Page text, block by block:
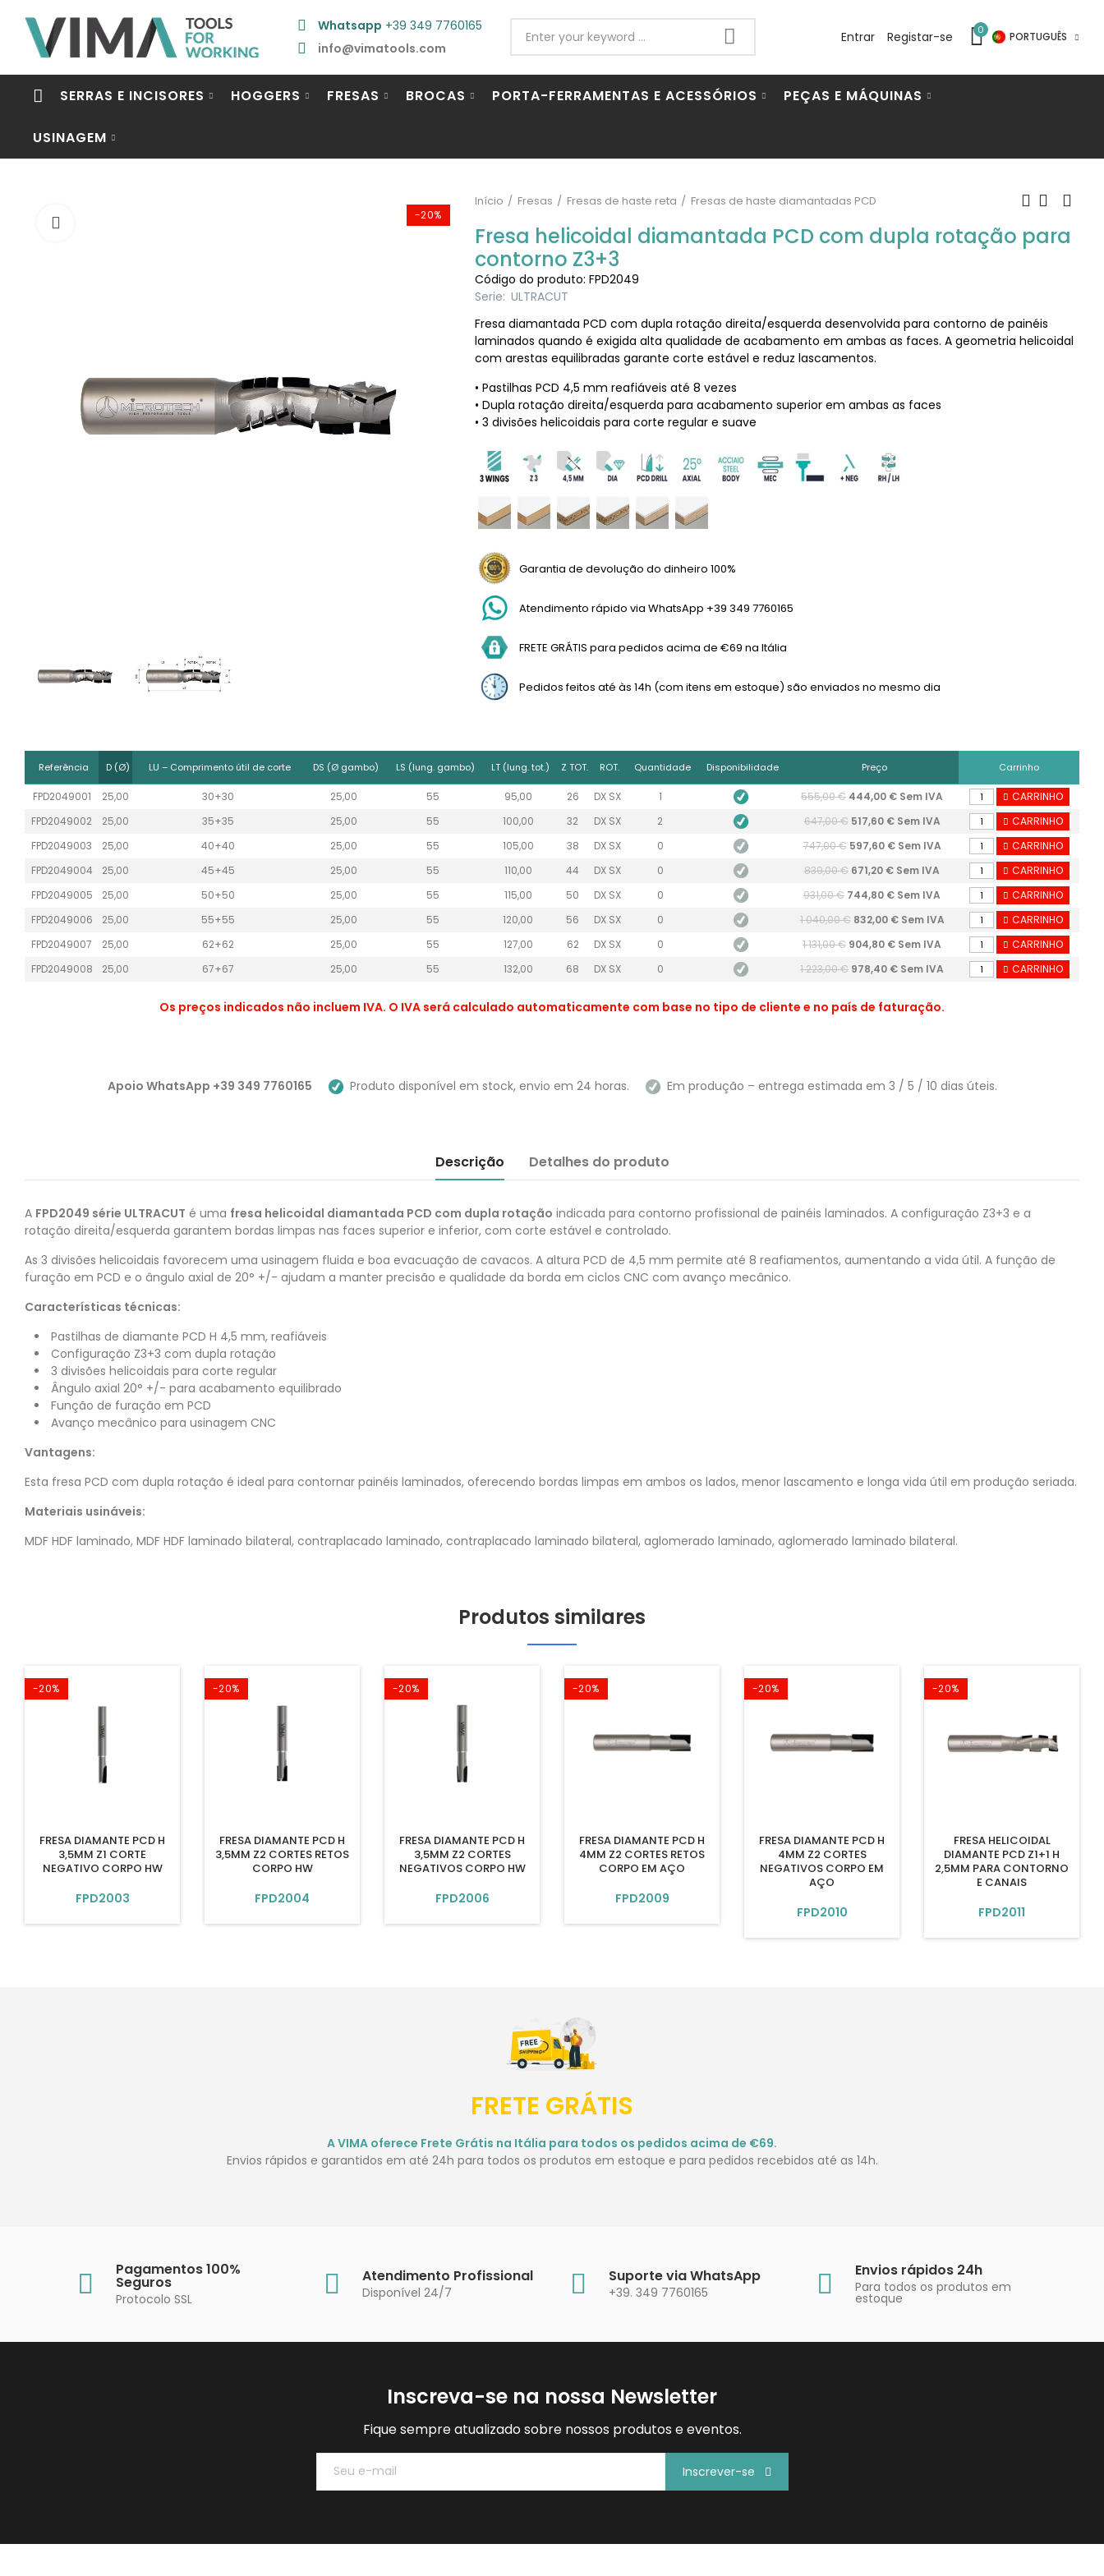
Whatsapp +39 349 7760165
info@vimatools.com
Entrar Registar-se 0
PORTUGUÊS
SERRAS E INCISORES HOGGERS FRESAS BROCAS PORTA-FERRAMENTAS E ACESSÓRIOS PEÇAS E MÁQUINAS
USINAGEM
-20%
Início Fresas Fresas de haste reta Fresas de haste diamantadas PCD
Fresa helicoidal diamantada PCD com dupla rotação para
contorno Z3+3
Código do produto: FPD2049
Serie: ULTRACUT
Fresa diamantada PCD com dupla rotação direita/esquerda desenvolvida para contorno de painéis
laminados quando é exigida alta qualidade de acabamento em ambas as faces. A geometria helicoidal
com arestas equilibradas garante corte estável e reduz lascamentos.
• Pastilhas PCD 4,5 mm reafiáveis até 8 vezes
• Dupla rotação direita/esquerda para acabamento superior em ambas as faces
• 3 divisões helicoidais para corte regular e suave
Garantia de devolução do dinheiro 100%
Atendimento rápido via WhatsApp +39 349 7760165
FRETE GRÁTIS para pedidos acima de €69 na Itália
Pedidos feitos até às 14h (com itens em estoque) são enviados no mesmo dia
Referência D (Ø) LU – Comprimento útil de corte DS (Ø gambo) LS (lung. gambo) LT (lung. tot.) Z TOT. ROT. Quantidade Disponibilidade Preço Carrinho
FPD2049001 25,00 30+30 25,00 55 95,00 26 DX SX 1 555,00 € 444,00 € Sem IVA
CARRINHO
FPD2049002
25,00 35+35 25,00 55 100,00 32 DX SX 2 647,00 € 517,60 € Sem IVA
CARRINHO
FPD2049003
25,00 40+40 25,00 55 105,00 38 DX SX 0 747,00 € 597,60 € Sem IVA
CARRINHO
FPD2049004
25,00 45+45 25,00 55 110,00 44 DX SX 0 839,00 € 671,20 € Sem IVA
CARRINHO
FPD2049005
25,00 50+50 25,00 55 115,00 50 DX SX 0 931,00 € 744,80 € Sem IVA
CARRINHO
FPD2049006
25,00 55+55 25,00 55 120,00 56 DX SX 0 1 040,00 € 832,00 € Sem IVA
CARRINHO
FPD2049007
25,00 62+62 25,00 55 127,00 62 DX SX 0 1 131,00 € 904,80 € Sem IVA
CARRINHO
FPD2049008
25,00 67+67 25,00 55 132,00 68 DX SX 0 1 223,00 € 978,40 € Sem IVA CARRINHO
Os preços indicados não incluem IVA. O IVA será calculado automaticamente com base no tipo de cliente e no país de faturação.
Apoio WhatsApp +39 349 7760165 Produto disponível em stock, envio em 24 horas. Em produção – entrega estimada em 3 / 5 / 10 dias úteis.
Descrição Detalhes do produto
A FPD2049 série ULTRACUT é uma fresa helicoidal diamantada PCD com dupla rotação indicada para contorno profissional de painéis laminados. A configuração Z3+3 e a
rotação direita/esquerda garantem bordas limpas nas faces superior e inferior, com corte estável e controlado.
As 3 divisões helicoidais favorecem uma usinagem fluida e boa evacuação de cavacos. A altura PCD de 4,5 mm permite até 8 reafiamentos, aumentando a vida útil. A função de
furação em PCD e o ângulo axial de 20° +/- ajudam a manter precisão e qualidade da borda em ciclos CNC com avanço mecânico.
Características técnicas:
Pastilhas de diamante PCD H 4,5 mm, reafiáveis
Configuração Z3+3 com dupla rotação
3 divisões helicoidais para corte regular
Ângulo axial 20° +/- para acabamento equilibrado
Função de furação em PCD
Avanço mecânico para usinagem CNC
Vantagens:
Esta fresa PCD com dupla rotação é ideal para contornar painéis laminados, oferecendo bordas limpas em ambos os lados, menor lascamento e longa vida útil em produção seriada.
Materiais usináveis:
MDF HDF laminado, MDF HDF laminado bilateral, contraplacado laminado, contraplacado laminado bilateral, aglomerado laminado, aglomerado laminado bilateral.
Produtos similares
-20%
FRESA DIAMANTE PCD H
3,5MM Z1 CORTE
NEGATIVO CORPO HW
FPD2003
-20%
FRESA DIAMANTE PCD H
3,5MM Z2 CORTES RETOS
CORPO HW
FPD2004
-20%
FRESA DIAMANTE PCD H
3,5MM Z2 CORTES
NEGATIVOS CORPO HW
FPD2006
-20%
FRESA DIAMANTE PCD H
4MM Z2 CORTES RETOS
CORPO EM AÇO
FPD2009
-20%
FRESA DIAMANTE PCD H
4MM Z2 CORTES
NEGATIVOS CORPO EM
AÇO
FPD2010
-20%
FRESA HELICOIDAL
DIAMANTE PCD Z1+1 H
2,5MM PARA CONTORNO
E CANAIS
FPD2011
FRETE GRÁTIS
A VIMA oferece Frete Grátis na Itália para todos os pedidos acima de €69.
Envios rápidos e garantidos em até 24h para todos os produtos em estoque e para pedidos recebidos até as 14h.
Pagamentos 100%
Seguros
Protocolo SSL
Atendimento Profissional
Disponível 24/7
Suporte via WhatsApp
+39. 349 7760165
Envios rápidos 24h
Para todos os produtos em
estoque
Inscreva-se na nossa Newsletter
Fique sempre atualizado sobre nossos produtos e eventos.
Inscrever-se